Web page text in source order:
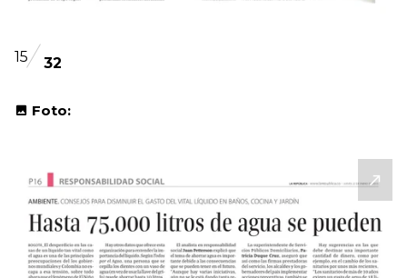
15 32
Foto: